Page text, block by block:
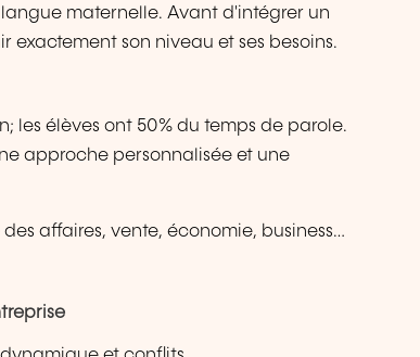
maternelle. Avant d'intégrer un
exactement son niveau et ses besoins.
les élèves ont 50% du temps de parole.
approche personnalisée et une
affaires, vente, économie, business…